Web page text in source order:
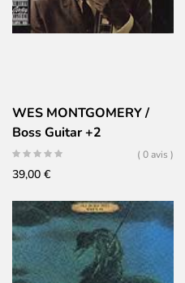
WES MONTGOMERY /
Boss Guitar +2
( 0 avis )
39,00 €